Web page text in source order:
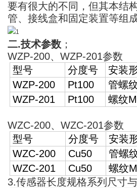
要有很大的不同，但其本结
管、接线盒和固定装置等组成
二.技术参数 ；
WZP-200、WZP-201参数
型号
分度号 安装
WZP-200
Pt100 管螺
WZP-201
Pt100 螺纹
WZC-200、WZC-201参数
型号
分度号 安装
WZC-200
Cu50 管螺
WZC-201
Cu50 螺纹
3.传感器长度规格系列尺寸